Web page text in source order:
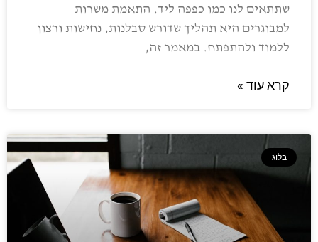
שתתאים לנו כמו כפפה ליד. התאמת משרות
למבוגרים היא תהליך שדורש סבלנות, נחישות ורצון
ללמוד ולהתפתח. במאמר זה,
קרא עוד »
בלוג